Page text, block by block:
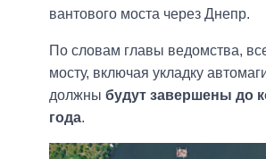
вантового моста через Днепр.
По словам главы ведомства,
мосту, включая укладку
должны будут завершены до
года.